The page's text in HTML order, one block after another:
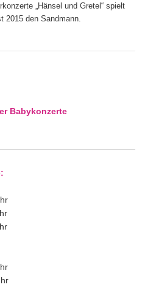
„Hänsel und Gretel“ spielt
2015 den Sandmann.
Babykonzerte